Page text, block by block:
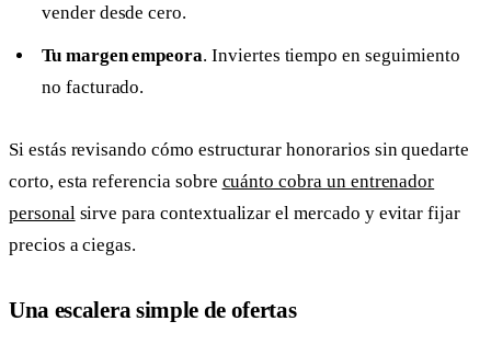
vender desde cero.
Tu margen empeora. Inviertes tiempo en seguimiento
no facturado.
Si estás revisando cómo estructurar honorarios sin quedarte
corto, esta referencia sobre cuánto cobra un entrenador
personalsirve para contextualizar el mercado y evitar fijar
precios a ciegas.
Una escalera simple de ofertas